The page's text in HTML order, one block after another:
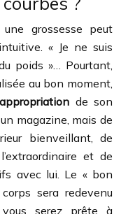
une grossesse peut
« Je ne suis
poids »… Pourtant,
au bon moment,
de son
magazine, mais de
bienveillant, de
et de
avec lui. Le « bon
sera redevenu
serez prête à